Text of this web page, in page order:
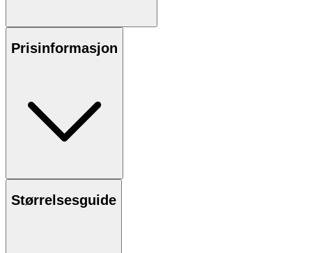
Prisinformasjon
Størrelsesguide